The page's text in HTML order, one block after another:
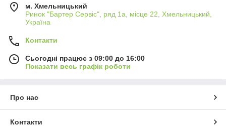
м. Хмельницький
Ринок "Бартер Сервіс", ряд 1а, місце 22, Хмельницький,
Україна
Контакти
Сьогодні працює з 09:00 до 16:00
Показати весь графік роботи
Про нас
Контакти